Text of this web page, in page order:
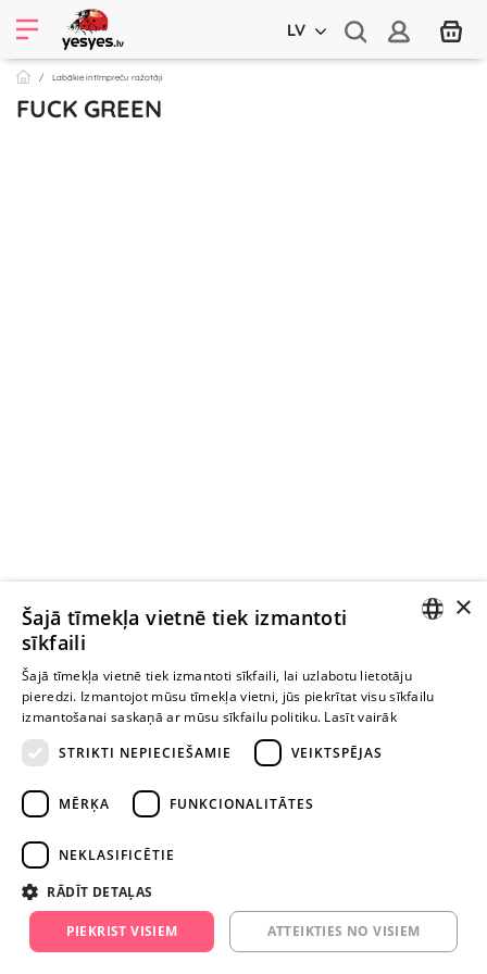
LV
Labākie intīmpreču ražotāji
FUCK GREEN
Ievērībai: Yesyes.lv satur atklātu seksuālu informāciju un attēlus. Lietot
šo vietni vari tikai no 18 gadu vecuma.
TURPINIET
ROTAĻĀTIES
info@yesyes.lv
facebook.com/yesyes.lv
Instagram/yesyes.lv
RUSSIAN
×
Šajā tīmekļa vietnē tiek izmantoti
sīkfaili
Šajā tīmekļa vietnē tiek izmantoti sīkfaili, lai uzlabotu lietotāju
pieredzi. Izmantojot mūsu tīmekļa vietni, jūs piekrītat visu sīkfailu
izmantošanai saskaņā ar mūsu sīkfailu politiku. Lasīt vairāk
STRIKTI NEPIECIEŠAMIE
VEIKTSPĒJAS
MĒRĶA FUNKCIONALITĀTES
NEKLASIFICĒTIE
RĀDĪT DETAĻAS
PIEKRIST VISIEM ATTEIKTIES NO VISIEM